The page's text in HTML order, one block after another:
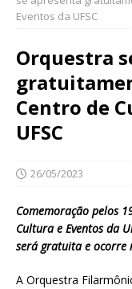
Eventos da UFSC
Orquestra
Centro de
UFSC
26/05/2023
Comemoração pelos
Cultura e Eventos da
será gratuita e ocorre
A Orquestra